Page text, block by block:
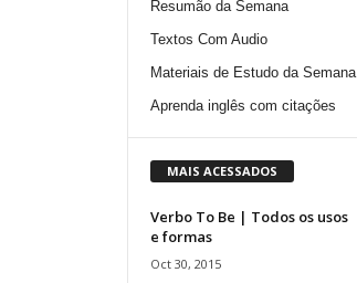
Resumão da Semana
Textos Com Audio
Materiais de Estudo da Semana
Aprenda inglês com citações
MAIS ACESSADOS
Verbo To Be | Todos os usos
e formas
Oct 30, 2015